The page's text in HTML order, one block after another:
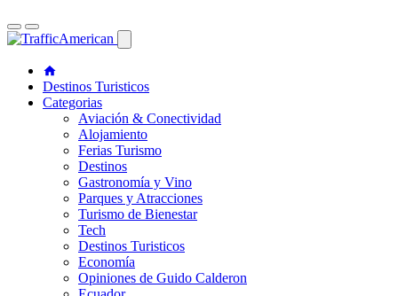
Destinos Turisticos
Categorias
Aviación & Conectividad
Alojamiento
Ferias Turismo
Destinos
Gastronomía y Vino
Parques y Atracciones
Turismo de Bienestar
Tech
Destinos Turisticos
Economía
Opiniones de Guido Calderon